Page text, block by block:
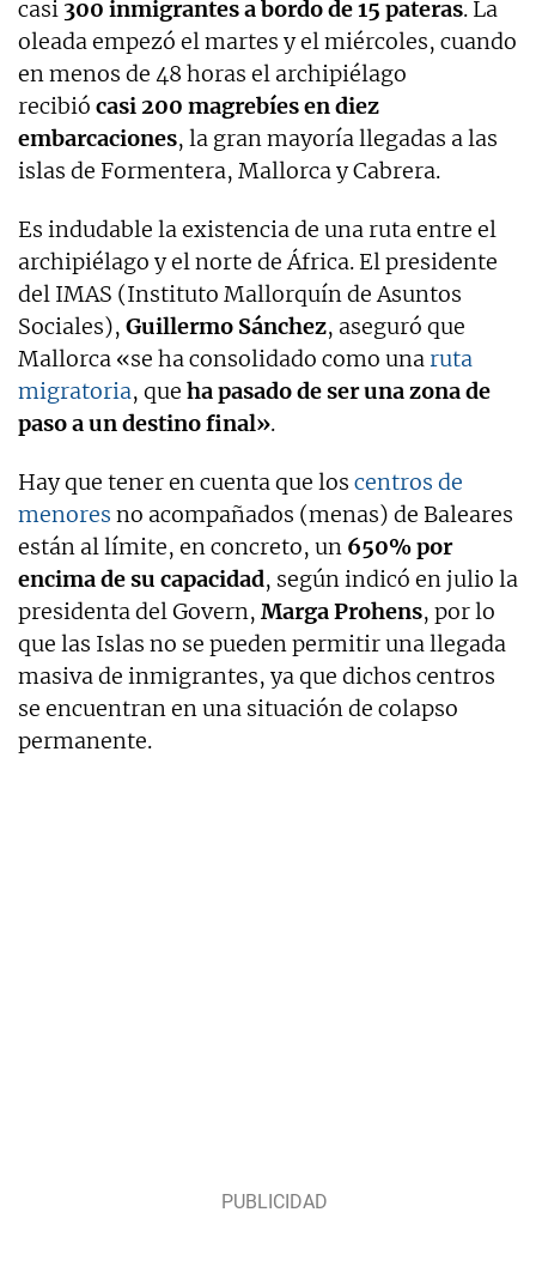
casi 300 inmigrantes a bordo de 15 pateras. La
oleada empezó el martes y el miércoles, cuando
en menos de 48 horas el archipiélago
recibió casi 200 magrebíes en diez
embarcaciones, la gran mayoría llegadas a las
islas de Formentera, Mallorca y Cabrera.
Es indudable la existencia de una ruta entre el
archipiélago y el norte de África. El presidente
del IMAS (Instituto Mallorquín de Asuntos
Sociales), Guillermo Sánchez, aseguró que
Mallorca «se ha consolidado como unaruta
migratoria, que ha pasado de ser una zona de
paso a un destino final».
Hay que tener en cuenta que los centros de
menores no acompañados (menas) de Baleares
están al límite, en concreto, un 650% por
encima de su capacidad, según indicó en julio la
presidenta del Govern, Marga Prohens, por lo
que las Islas no se pueden permitir una llegada
masiva de inmigrantes, ya que dichos centros
se encuentran en una situación de colapso
permanente.